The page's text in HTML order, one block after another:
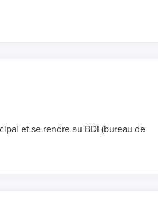
et se rendre au BDI (bureau de